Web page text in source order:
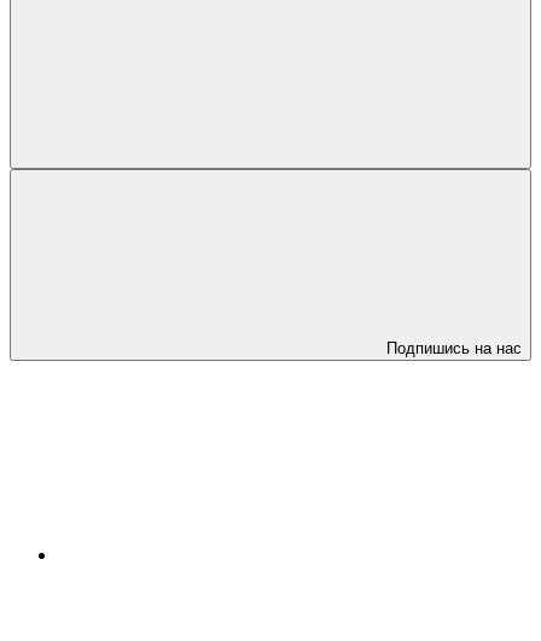
Подпишись на нас